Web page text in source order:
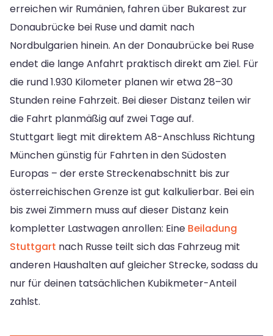
erreichen wir Rumänien, fahren über Bukarest zur
Donaubrücke bei Ruse und damit nach
Nordbulgarien hinein. An der Donaubrücke bei Ruse
endet die lange Anfahrt praktisch direkt am Ziel. Für
die rund 1.930 Kilometer planen wir etwa 28–30
Stunden reine Fahrzeit. Bei dieser Distanz teilen wir
die Fahrt planmäßig auf zwei Tage auf.
Stuttgart liegt mit direktem A8-Anschluss Richtung
München günstig für Fahrten in den Südosten
Europas – der erste Streckenabschnitt bis zur
österreichischen Grenze ist gut kalkulierbar. Bei ein
bis zwei Zimmern muss auf dieser Distanz kein
kompletter Lastwagen anrollen: Eine Beiladung
Stuttgart nach Russe teilt sich das Fahrzeug mit
anderen Haushalten auf gleicher Strecke, sodass du
nur für deinen tatsächlichen Kubikmeter-Anteil
zahlst.